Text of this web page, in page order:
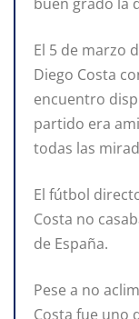
El 5 de marzo
Diego Costa
encuentro
partido era
todas las
El fútbol
Costa no
de España.
Pese a no
Costa fue uno